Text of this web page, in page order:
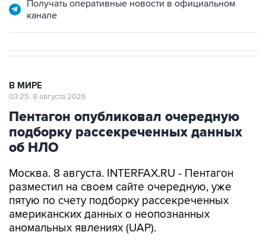
Пентагон опубликовал очередную
подборку рассекреченных данных
об НЛО
Москва. 8 августа. INTERFAX.RU - Пентагон
пятую по счету подборку рассекреченных
американских данных о неопознанных
аномальных явлениях (UAP).
"Министерство войны публикует пятую часть